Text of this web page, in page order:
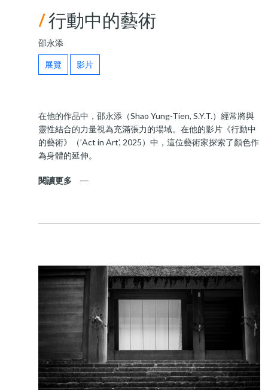
/行動中的藝術
邵永添
展覽 影片
在他的作品中，邵永添（Shao Yung-Tien, S.Y.T.）經常將與
靈性結合的力量視為充滿張力的場域。在他的影片《行動中
的藝術》（’Act in Art’, 2025）中，這位藝術家探索了顏色作
為身體的延伸。
閱讀更多